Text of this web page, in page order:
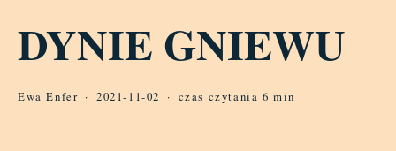
DYNIE GNIEWU
Ewa Enfer 2021-11-02 czas czytania 6 min